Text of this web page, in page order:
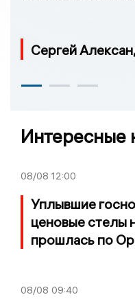
Сергей
Интересные
08/08 12:00
Уплывшие
ценовые стелы
прошлась по
08/08 09:40